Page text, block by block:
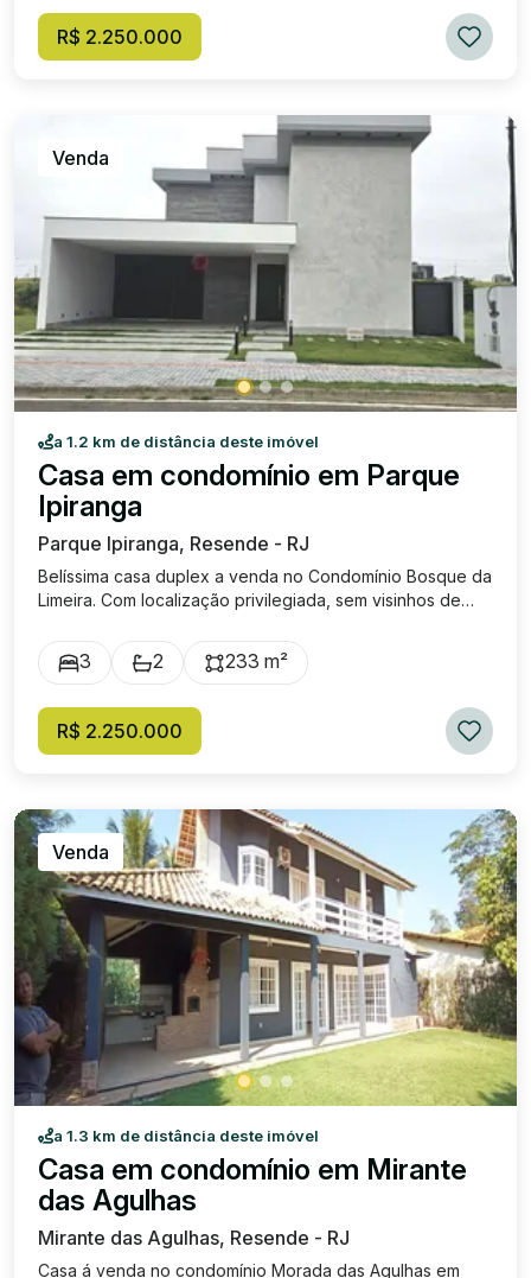
R$ 2.250.000
Venda
a 1.2 km de distância deste imóvel
Casa em condomínio em Parque
Ipiranga
Parque Ipiranga, Resende - RJ
Belíssima casa duplex a venda no Condomínio Bosque da
Limeira. Com localização privilegiada, sem visinhos de
proporcionando privacidade e conforto. Composta por
sala ampla, cozinha integrada com a área gourmet, área
ampliação de lazer a seu gosto. Área íntima com três
quartos (sendo dois suítes), na suíte master temos uma
energia solar com boiler elétrico. Conta com garagem
ampla para dois carros. Área do terreno de 425,25 m² e
área construída de 233,15 m². Projeto da casa
contemporânea, venha se deslumbrar! Agende sua visita!
3 2 233 m²
R$ 2.250.000
Venda
a 1.3 km de distância deste imóvel
Casa em condomínio em Mirante
das Agulhas
Mirante das Agulhas, Resende - RJ
Casa á venda no condomínio Morada das Agulhas em